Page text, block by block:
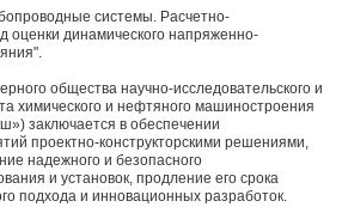
системы. Расчетно-
оценки динамического напряженно-
общества научно-исследовательского и
химического и нефтяного машиностроения
заключается в обеспечении
проектно-конструкторскими решениями,
надежного и безопасного
и установок, продление его срока
подхода и инновационных разработок.